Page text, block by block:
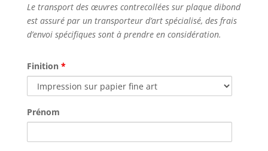
Le transport des œuvres contrecollées sur plaque dibond
est assuré par un transporteur d’art spécialisé, des frais
d’envoi spécifiques sont à prendre en considération.
Finition *
Prénom